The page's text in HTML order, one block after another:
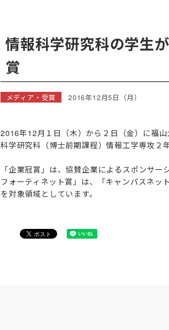
情報科学研究科の学生
賞
メディア・受賞 2016年12月5日（月）
2016年12月１日（木）から２日（金）に福
科学研究科（博士前期課程）情報工学専攻２
「企業冠賞」は、協賛企業によるスポンサ
フォーティネット賞」は、「キャンパスネッ
を対象領域としています。